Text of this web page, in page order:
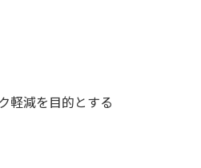
軽減を目的とする